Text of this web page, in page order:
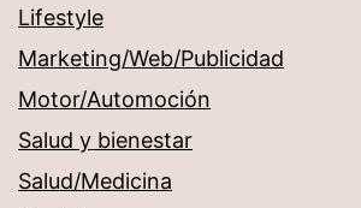
Lifestyle
Marketing/Web/Publicidad
Motor/Automoción
Salud y bienestar
Salud/Medicina